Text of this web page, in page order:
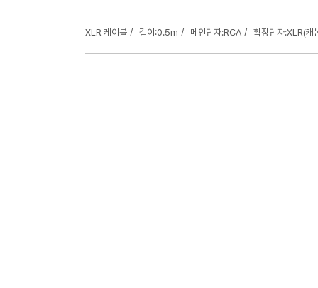
XLR 케이블 길이:0.5m 메인단자:RCA 확장단자:XLR(캐